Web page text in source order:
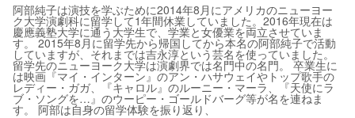
阿部純子は演技を学ぶために2014年8月にアメリカのニューヨー
ク大学演劇科に留学して1年間休業していました。2016年現在は
慶應義塾大学に通う大学生で、学業と女優業を両立させていま
す。 2015年8月に留学先から帰国してから本名の阿部純子で活動
していますが、それまでは吉永淳という芸名を使っていました。
留学先のニューヨーク大学は演劇界では名門中の名門。 卒業生に
は映画『マイ・インターン』のアン・ハサウェイやトップ歌手の
レディー・ガガ、『キャロル』のルーニー・マーラ、『天使にラ
ブ・ソングを…』のウーピー・ゴールドバーグ等が名を連ねま
す。 阿部は自身の留学体験を振り返り、